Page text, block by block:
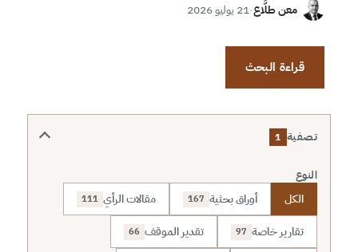
معن طلَّاع·21 يوليو 2026
قراءة البحث
تصفية 1
النوع
الكل أوراق بحثية 167 مقالات الرأي 111
تقارير خاصة 97 تقدير الموقف 66